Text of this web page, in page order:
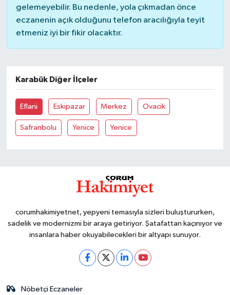
gelemeyebilir. Bu nedenle, yola çıkmadan önce
eczanenin açık olduğunu telefon aracılığıyla teyit
etmeniz iyi bir fikir olacaktır.
Karabük Diğer İlçeler
Eflani Eskipazar Merkez Ovacik
Safranbolu Yenice Yenice
corumhakimiyetnet, yepyeni temasıyla sizleri buluştururken,
sadelik ve modernizmi bir araya getiriyor. Şatafattan kaçınıyor ve
insanlara haber okuyabilecekleri bir altyapı sunuyor.
Nöbetçi Eczaneler